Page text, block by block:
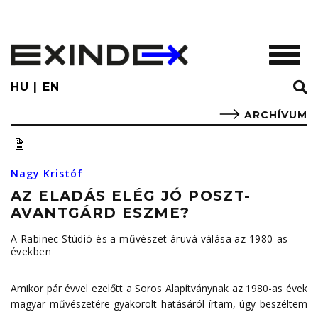
main
content
HU EN
ARCHÍVUM
Nagy Kristóf
AZ ELADÁS ELÉG JÓ POSZT-
AVANTGÁRD ESZME?
A Rabinec Stúdió és a művészet áruvá válása az 1980-as
években
Amikor pár évvel ezelőtt a Soros Alapítványnak az 1980-as évek
magyar művészetére gyakorolt hatásáról írtam, úgy beszéltem